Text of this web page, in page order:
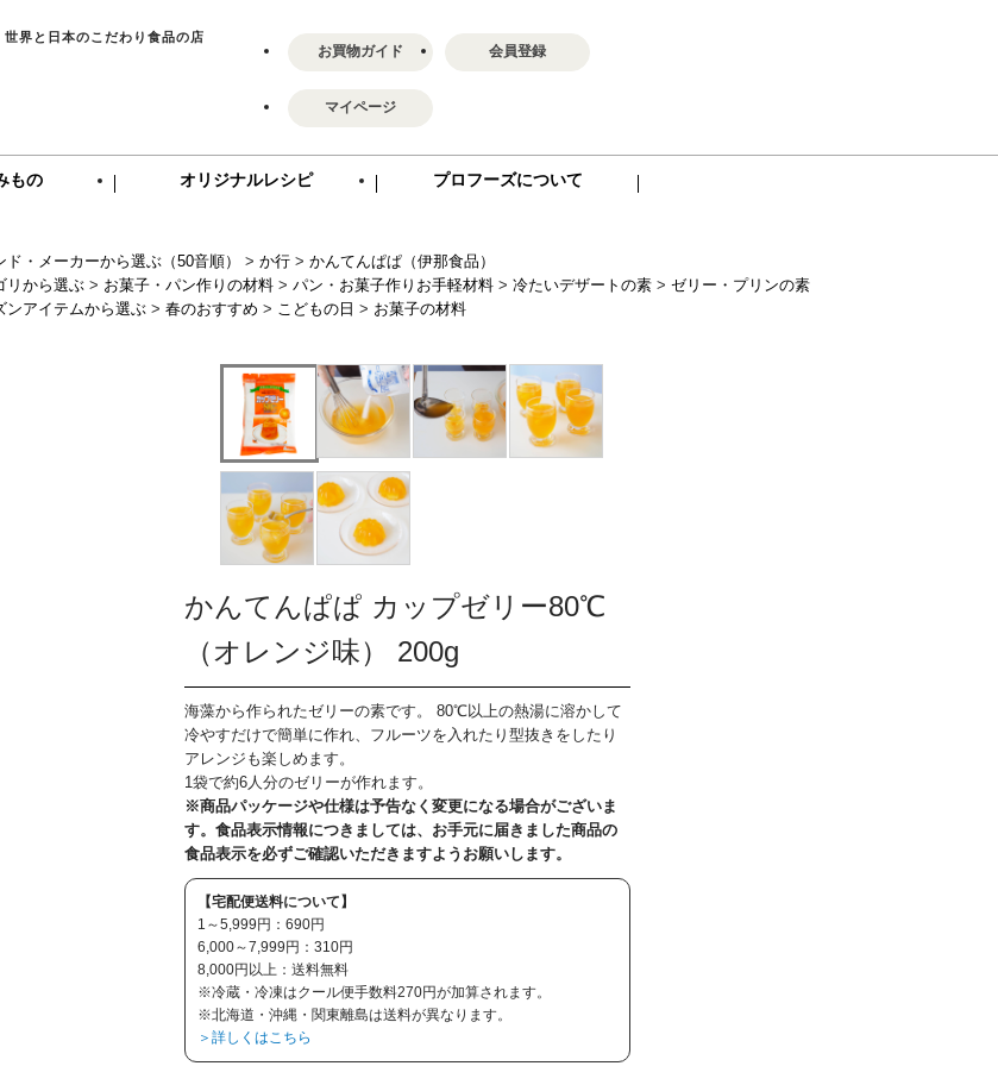
界と日本のこだわり食品の店
お買物ガイド 会員登録
マイページ
もの オリジナルレシピ
プロフーズについて
ド・メーカーから選ぶ（50音順） > か行 > かんてんぱぱ（伊那食品）
リから選ぶ > お菓子・パン作りの材料 > パン・お菓子作りお手軽材料 > 冷たいデザートの素 > ゼリー・プリンの素
ンアイテムから選ぶ > 春のおすすめ > こどもの日 > お菓子の材料
かんてんぱぱ カップゼリー80℃
（オレンジ味） 200g
海藻から作られたゼリーの素です。 80℃以上の熱湯に溶かして
冷やすだけで簡単に作れ、フルーツを入れたり型抜きをしたり
アレンジも楽しめます。
1袋で約6人分のゼリーが作れます。
※商品パッケージや仕様は予告なく変更になる場合がございま
す。食品表示情報につきましては、お手元に届きました商品の
食品表示を必ずご確認いただきますようお願いします。
【宅配便送料について】
1～5,999円：690円
6,000～7,999円：310円
8,000円以上：送料無料
※冷蔵・冷凍はクール便手数料270円が加算されます。
※北海道・沖縄・関東離島は送料が異なります。
＞詳しくはこちら